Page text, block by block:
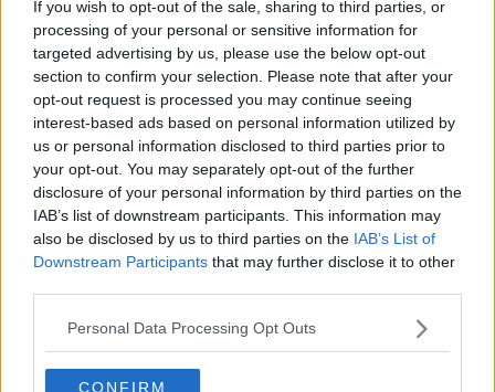
If you wish to opt-out of the sale, sharing to third parties, or
processing of your personal or sensitive information for
targeted advertising by us, please use the below opt-out
section to confirm your selection. Please note that after your
opt-out request is processed you may continue seeing
interest-based ads based on personal information utilized by
us or personal information disclosed to third parties prior to
your opt-out. You may separately opt-out of the further
disclosure of your personal information by third parties on the
IAB’s list of downstream participants. This information may
also be disclosed by us to third parties on the IAB’s List of
Downstream Participants that may further disclose it to other
Personal Data Processing Opt Outs
CONFIRM
Dopo 80 anni Rolando torna in un luogo speciale
Addio ad Alex Orsolini, conosciuto pubblicitario
Castelbike, sport e ambiente in dialogo
In biblioteca un libro per i diritti dei piccoli
Allo stadio Corsini i campionati di corsa su pista
"Riconoscere l'infanzia", un volume educante
Trasporto e innovazione per il Gruppo Valiani